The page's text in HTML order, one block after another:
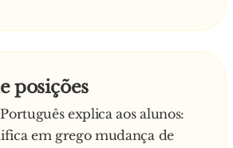
posições
explica aos alunos:
em grego mudança de